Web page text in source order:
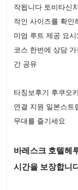
작됩니다 토비타신
적인 사이즈를 확인
미엄 루트 제공 요
코스 한번에 상담
간 공유
타칭보후기 후쿠오
연결 지원 일본스트
무대를 즐기세요
바레스크 호텔헤
시간을 보장합니